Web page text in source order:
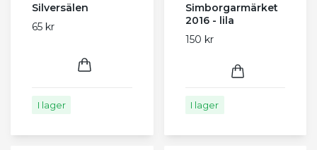
Silversälen
65 kr
I lager
Simborgarmärket
2016 - lila
150 kr
I lager